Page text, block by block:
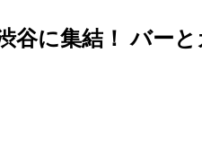
谷に集結！ バー